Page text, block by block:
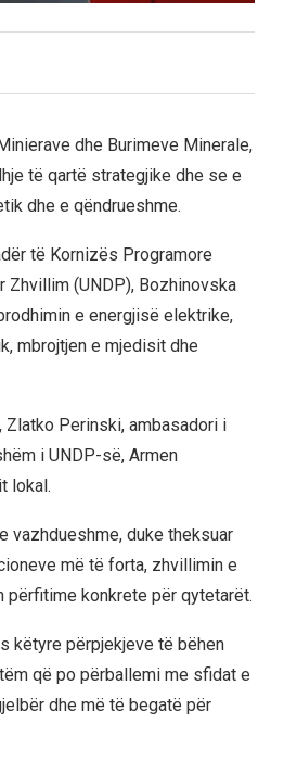
dhe Burimeve Minerale,
të qartë strategjike dhe se e
dhe e qëndrueshme.
të Kornizës Programore
Zhvillim (UNDP), Bozhinovska
e energjisë elektrike,
mbrojtjen e mjedisit dhe
Perinski, ambasadori i
i UNDP-së, Armen
lokal.
vazhdueshme, duke theksuar
më të forta, zhvillimin e
konkrete për qytetarët.
këtyre përpjekjeve të bëhen
që po përballemi me sfidat e
dhe më të begatë për